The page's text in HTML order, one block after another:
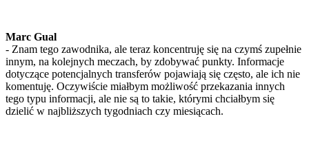
Marc Gual
- Znam tego zawodnika, ale teraz koncentruję się na czymś zupełnie
innym, na kolejnych meczach, by zdobywać punkty. Informacje
dotyczące potencjalnych transferów pojawiają się często, ale ich nie
komentuję. Oczywiście miałbym możliwość przekazania innych
tego typu informacji, ale nie są to takie, którymi chciałbym się
dzielić w najbliższych tygodniach czy miesiącach.